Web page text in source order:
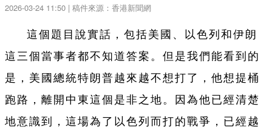
2026-03-24 11:50 | 稿件來源：香港新聞網
這個題目說實話，包括美國、以色列和伊朗
這三個當事者都不知道答案。但是我們能看到的
是，美國總統特朗普越來越不想打了，他想提桶
跑路，離開中東這個是非之地。因為他已經清楚
地意識到，這場為了以色列而打的戰爭，已經越